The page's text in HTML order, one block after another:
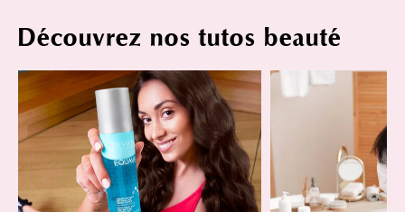
Découvrez nos tutos beauté